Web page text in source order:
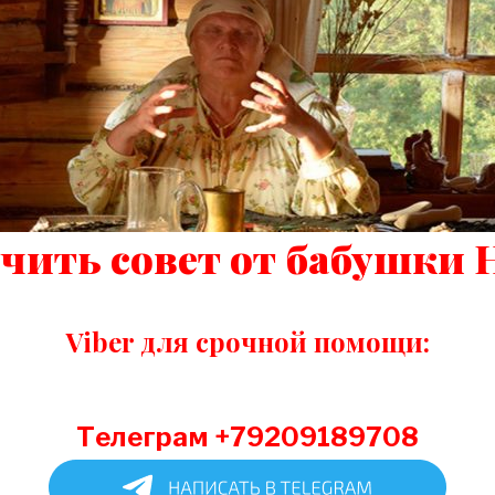
совет от
Viber для срочной помощи:
Телеграм +79209189708